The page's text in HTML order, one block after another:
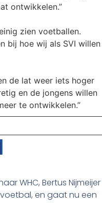
ontwikkelen.”
zien voetballen.
bij hoe wij als SVI willen
de lat weer iets hoger
en de jongens willen
te ontwikkelen.”
WHC, Bertus Nijmeijer
en gaat nu een